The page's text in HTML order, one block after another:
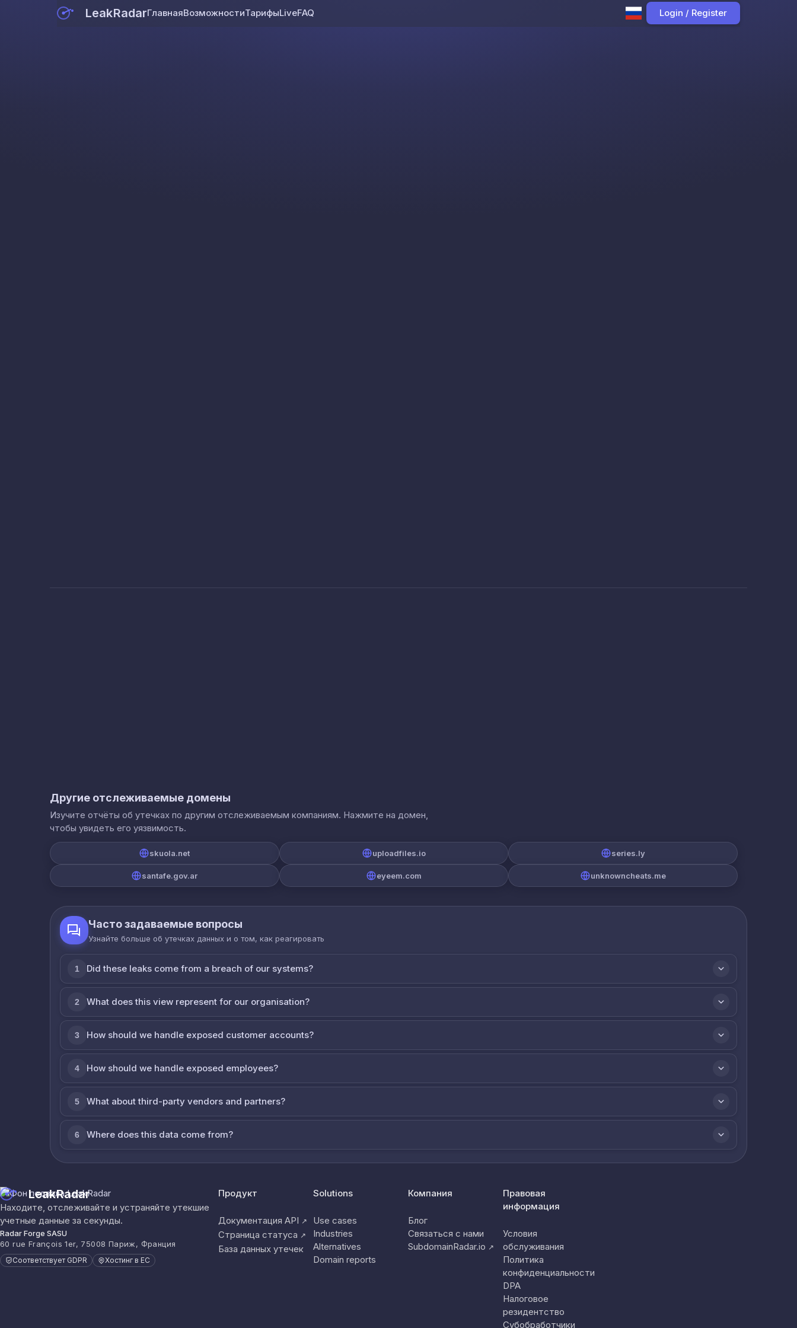
LeakRadarГлавнаяВозможностиТарифыLiveFAQ Login / Register
Другие отслеживаемые домены
Изучите отчёты об утечках по другим отслеживаемым компаниям. Нажмите на домен,
чтобы увидеть его уязвимость.
skuola.net uploadfiles.io series.ly
santafe.gov.ar eyeem.com unknowncheats.me
Часто задаваемые вопросы
Узнайте больше об утечках данных и о том, как реагировать
1 Did these leaks come from a breach of our systems?
2 What does this view represent for our organisation?
3 How should we handle exposed customer accounts?
4 How should we handle exposed employees?
5 What about third-party vendors and partners?
6 Where does this data come from?
LeakRadar
Находите, отслеживайте и устраняйте утекшие
учетные данные за секунды.
Radar Forge SASU
60 rue François 1er, 75008 Париж, Франция
Соответствует GDPR Хостинг в ЕС
Продукт
Документация API ↗
Страница статуса ↗
База данных утечек
Solutions
Use cases
Industries
Alternatives
Domain reports
Компания
Блог
Связаться с нами
SubdomainRadar.io ↗
Правовая
информация
Условия
обслуживания
Политика
конфиденциальности
DPA
Налоговое
резидентство
Субобработчики